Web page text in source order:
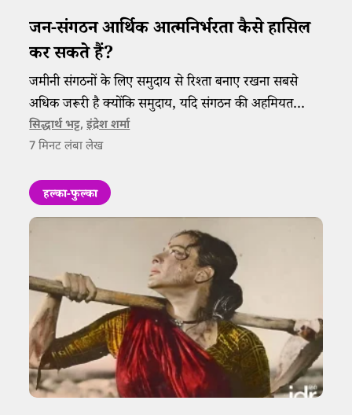
जन-संगठन आर्थिक आत्मनिर्भरता कैसे हासिल
कर सकते हैं?
जमीनी संगठनों के लिए समुदाय से रिश्ता बनाए रखना सबसे
अधिक जरूरी है क्योंकि समुदाय, यदि संगठन की अहमियत
समझेगा तो वह उसकी आर्थिक जरूरतों का भी खयाल रखेगा।
सिद्धार्थ भट्ट,इंद्रेश शर्मा
7 मिनट लंबा लेख
हल्का-फुल्का